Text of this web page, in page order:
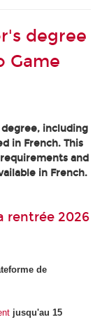
degree
Game
including
in French. This
and
in French.
rentrée 2026
de
jusqu'au 15